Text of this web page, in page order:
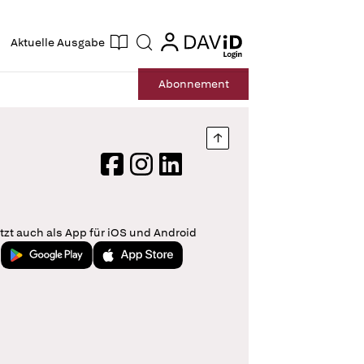
Aktuelle Ausgabe Suche login
login
Abonnement
Nach oben springen
FacebookInstagram
LinkedIn
auch als App für iOS und Android
Jetzt bei Google PlayLaden im App Store